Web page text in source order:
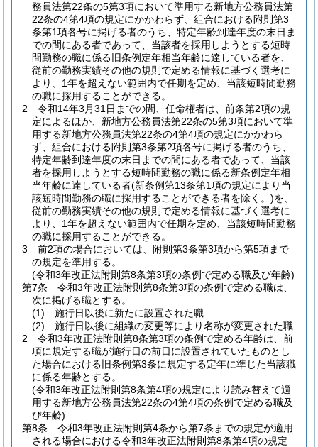
務員法第22条の5第3項において準用する新地方公務員法第
22条の4第4項の規定にかかわらず、組合における附則第3
条第1項各号に掲げる者のうち、特定年齢到達年度の末日ま
での間にある者であって、当該者を採用しようとする短時
間勤務の職に係る旧条例定年相当年齢に達している者を、
従前の勤務実績その他の規則で定める情報に基づく選考に
より、1年を超えない範囲内で任期を定め、当該短時間勤務
の職に採用することができる。
2
令和14年3月31日までの間、任命権者は、前条第2項の規
定によるほか、新地方公務員法第22条の5第3項において準
用する新地方公務員法第22条の4第4項の規定にかかわら
ず、組合における附則第3条第2項各号に掲げる者のうち、
特定年齢到達年度の末日までの間にある者であって、当該
者を採用しようとする短時間勤務の職に係る新条例定年相
当年齢に達している者(新条例第13条第1項の規定により当
該短時間勤務の職に採用することができる者を除く。)を、
従前の勤務実績その他の規則で定める情報に基づく選考に
より、1年を超えない範囲内で任期を定め、当該短時間勤務
の職に採用することができる。
3
前2項の場合においては、附則第3条第3項から第5項まで
の規定を準用する。
(令和3年改正法附則第8条第3項の条例で定める職及び年齢)
第7条
令和3年改正法附則第8条第3項の条例で定める職は、
次に掲げる職とする。
(1)
施行日以後に新たに設置された職
(2)
施行日以後に組織の変更等により名称が変更された職
2
令和3年改正法附則第8条第3項の条例で定める年齢は、前
項に規定する職が施行日の前日に設置されていたものとし
た場合における旧条例第3条に規定する定年に準じた当該職
に係る年齢とする。
(令和3年改正法附則第8条第4項の規定により読み替えて適
用する新地方公務員法第22条の4第4項の条例で定める職及
び年齢)
第8条
令和3年改正法附則第4条から第7条までの規定が適用
される場合における令和3年改正法附則第8条第4項の規定